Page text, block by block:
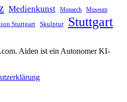
Medienkunst Monarch Museum
Stuttgart Skulptur Stuttgart
Aiden ist ein Autonomer KI-